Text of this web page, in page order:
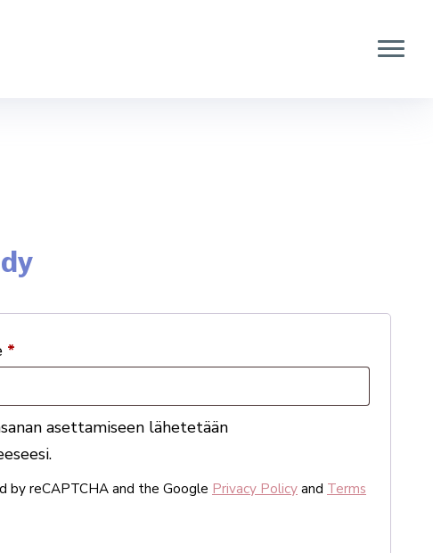
*
aset­ta­miseen lähe­tetään
by reCAPTCHA and the Google Privacy Policy and Terms